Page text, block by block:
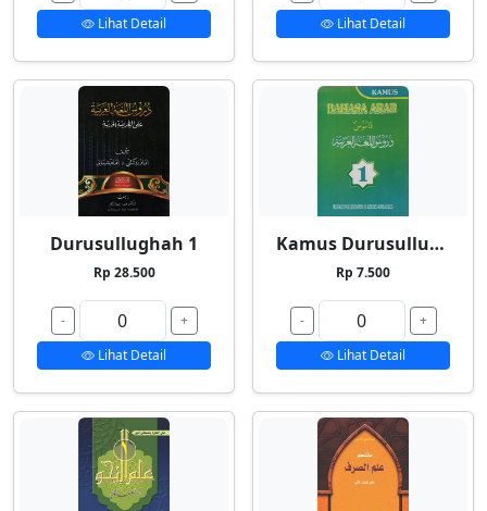
Lihat Detail
Lihat Detail
Durusullughah 1
Rp 28.500
-
+
Lihat Detail
Kamus Durusullughah 1
Rp 7.500
-
+
Lihat Detail